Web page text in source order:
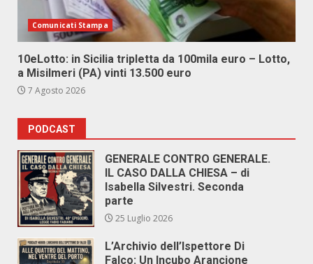
Comunicati Stampa
10eLotto: in Sicilia tripletta da 100mila euro – Lotto,
a Misilmeri (PA) vinti 13.500 euro
7 Agosto 2026
PODCAST
GENERALE CONTRO GENERALE.
IL CASO DALLA CHIESA – di
Isabella Silvestri. Seconda
parte
25 Luglio 2026
L’Archivio dell’Ispettore Di
Falco: Un Incubo Arancione